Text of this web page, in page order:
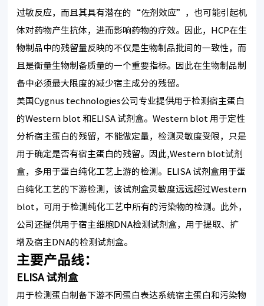
过敏反应，而且其具有潜在的“佐剂效应”，也可能引起机
体对药物产生抗体，进而影响药物的疗效。因此，HCP在生
物制品中的残留量反映的不仅是生物制品批间的一致性，而
且是衡量生物制备质量的一个重要指标。因此在生物制品制
备中必须最大限度的减少宿主成分的残留。
美国Cygnus technologies公司专业提供用于检测宿主蛋白
的Western blot 和ELISA 试剂盒。Western blot 用于定性
分析宿主蛋白的残留，不能做定量，检测灵敏度受限，只是
用于确定是否有宿主蛋白的残留。因此,Western blot试剂
盒，多用于蛋白纯化工艺上游的检测。ELISA 试剂盒用于蛋
白纯化工艺的下游检测，该试剂盒灵敏度远远超过Western
blot，可用于检测纯化工艺中所有的污染物的检测。此外，
公司还提供用于宿主细胞DNA检测试剂盒，用于提取、扩
增及宿主DNA的检测试剂盒。
主要产品线：
ELISA 试剂盒
用于检测蛋白制备下游不同蛋白表达系统宿主蛋白和污染物